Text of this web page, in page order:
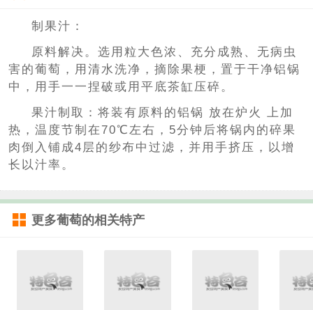
制果汁：
原料解决。选用粒大色浓、充分成熟、无病虫
害的葡萄，用清水洗净，摘除果梗，置于干净铝锅
中，用手一一捏破或用平底茶缸压碎。
果汁制取：将装有原料的铝锅 放在炉火 上加
热，温度节制在70℃左右，5分钟后将锅内的碎果
肉倒入铺成4层的纱布中过滤，并用手挤压，以增
长以汁率。
更多葡萄的相关特产